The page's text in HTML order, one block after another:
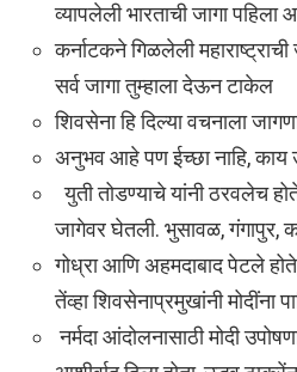
व्यापलेली भारताची जागा पहिला
कर्नाटकने गिळलेली
सर्व जागा तुम्हाला देऊन टाकेल
शिवसेना हि दिल्या वचनाला
अनुभव आहे पण ईच्छा नाहि, काय
युती तोडण्याचे यांनी ठरवलेच
जागेवर घेतली. भुसावळ, गंगापुर,
गोध्रा आणि अहमदाबाद पेटले
तेंव्हा शिवसेनाप्रमुखांनी मोदींना
नर्मदा आंदोलनासाठी मोदी